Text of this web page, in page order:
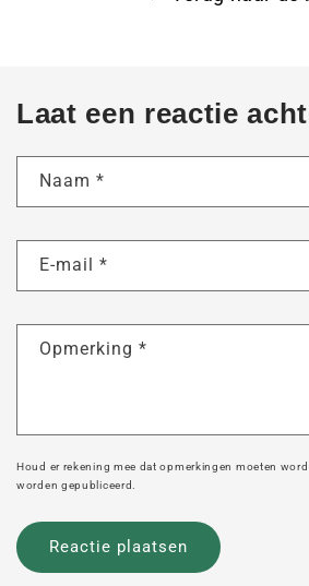
Laat een reactie
Naam *
E-mail *
Opmerking *
Houd er rekening mee dat opmerkingen moeten
worden gepubliceerd.